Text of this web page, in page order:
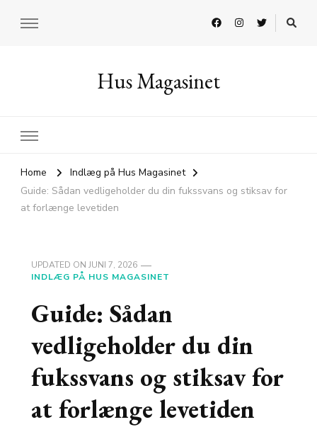
Hus Magasinet
Home
Indlæg på Hus Magasinet
Guide: Sådan vedligeholder du din fukssvans og stiksav for
at forlænge levetiden
UPDATED ON JUNI 7, 2026
INDLÆG PÅ HUS MAGASINET
Guide: Sådan
vedligeholder du din
fukssvans og stiksav for
at forlænge levetiden